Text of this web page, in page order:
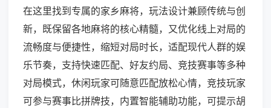
在这里找到专属的家乡麻将，玩法设计兼顾传统与创
新，既保留各地麻将的核心精髓，又优化线上对局的
流畅度与便捷性，缩短对局时长，适配现代人群的娱
乐节奏，支持快速匹配、好友约局、竞技赛事等多种
对局模式，休闲玩家可随意匹配放松心情，竞技玩家
可参与赛事比拼牌技，内置智能辅助功能，可提示胡